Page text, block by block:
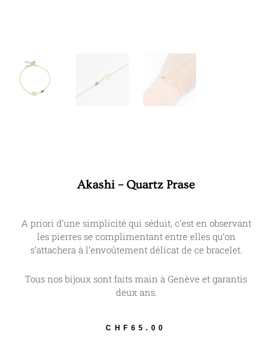
Akashi – Quartz Prase
A priori d’une simplicité qui séduit, c’est en observant
les pierres se complimentant entre elles qu’on
s’attachera à l’envoûtement délicat de ce bracelet.
Tous nos bijoux sont faits main à Genève et garantis
deux ans.
CHF 65.00